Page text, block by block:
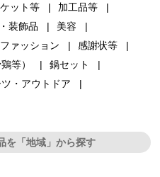
ット等
加工品等
装飾品
美容
ファッション
感謝状等
等）
鍋セット
・アウトドア
を「地域」から探す